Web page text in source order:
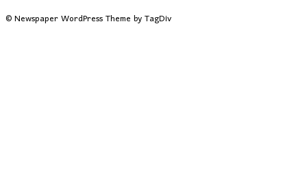
© Newspaper WordPress Theme by TagDiv